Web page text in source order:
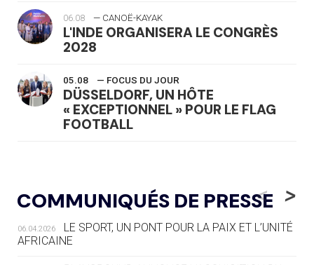
06.08 — CANOË-KAYAK
L'INDE ORGANISERA LE CONGRÈS
2028
05.08 — FOCUS DU JOUR
DÜSSELDORF, UN HÔTE
« EXCEPTIONNEL » POUR LE FLAG
FOOTBALL
LE RÊVE DE VOIR LA LUGE ALPINE
AUX JO « N'EST PAS FINI »
05.08 — TIR À L'ARC
DES MONDIAUX À BRISBANE SUR LA
COMMUNIQUÉS DE PRESSE
<
06.04.2026
LE SPORT, UN PONT POUR LA PAIX ET L’UNITÉ
AFRICAINE
>